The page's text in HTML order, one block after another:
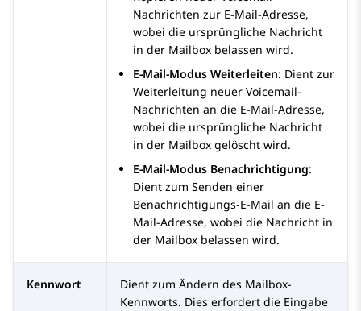
Nachrichten zur E-Mail-Adresse,
wobei die ursprüngliche Nachricht
in der Mailbox belassen wird.
E-Mail-Modus Weiterleiten: Dient zur
Weiterleitung neuer Voicemail-
Nachrichten an die E-Mail-Adresse,
wobei die ursprüngliche Nachricht
in der Mailbox gelöscht wird.
E-Mail-Modus Benachrichtigung:
Dient zum Senden einer
Benachrichtigungs-E-Mail an die E-
Mail-Adresse, wobei die Nachricht in
der Mailbox belassen wird.
Kennwort
Dient zum Ändern des Mailbox-
Kennworts. Dies erfordert die Eingabe